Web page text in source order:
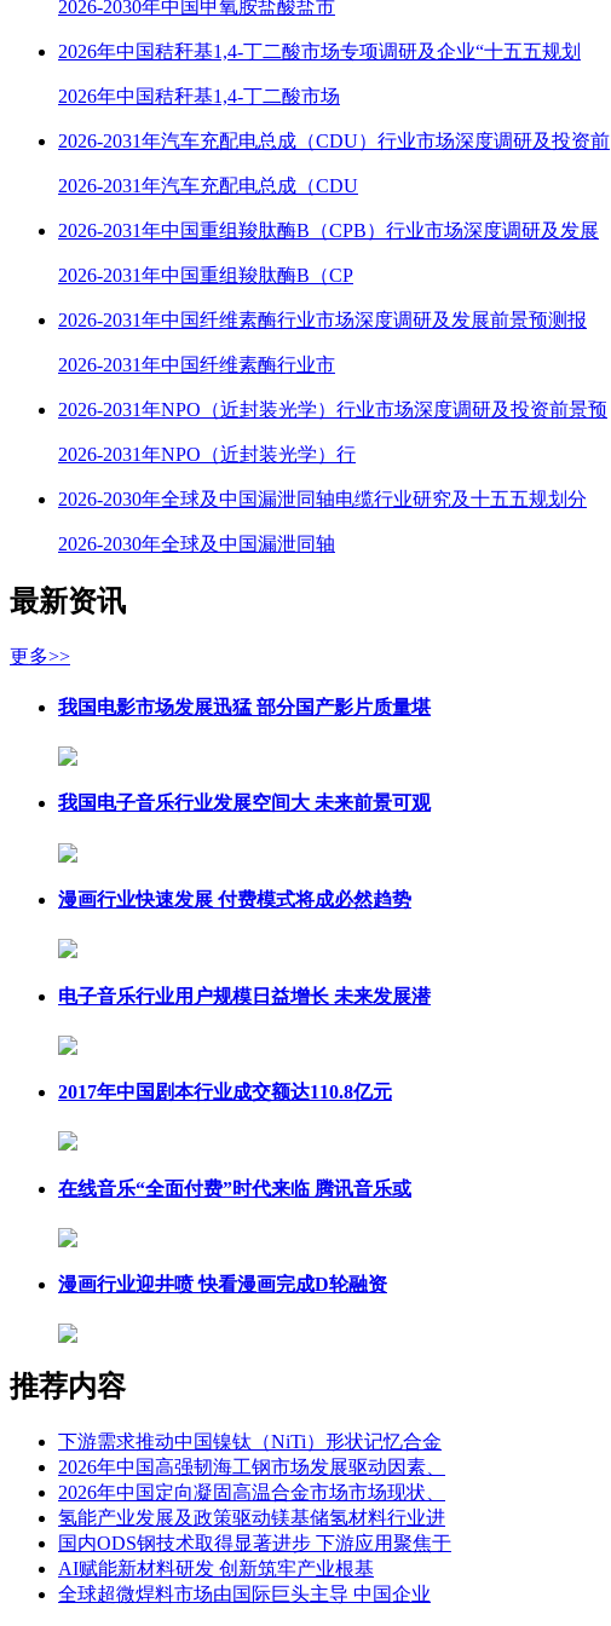
2026-2030年中国甲氧胺盐酸盐市
2026年中国秸秆基1,4-丁二酸市场专项调研及企业“十五五规划
2026年中国秸秆基1,4-丁二酸市场
2026-2031年汽车充配电总成（CDU）行业市场深度调研及投资前
2026-2031年汽车充配电总成（CDU
2026-2031年中国重组羧肽酶B（CPB）行业市场深度调研及发展
2026-2031年中国重组羧肽酶B（CP
2026-2031年中国纤维素酶行业市场深度调研及发展前景预测报
2026-2031年中国纤维素酶行业市
2026-2031年NPO（近封装光学）行业市场深度调研及投资前景预
2026-2031年NPO（近封装光学）行
2026-2030年全球及中国漏泄同轴电缆行业研究及十五五规划分
2026-2030年全球及中国漏泄同轴
最新资讯
更多>>
我国电影市场发展迅猛 部分国产影片质量堪
我国电子音乐行业发展空间大 未来前景可观
漫画行业快速发展 付费模式将成必然趋势
电子音乐行业用户规模日益增长 未来发展潜
2017年中国剧本行业成交额达110.8亿元
在线音乐“全面付费”时代来临 腾讯音乐或
漫画行业迎井喷 快看漫画完成D轮融资
推荐内容
下游需求推动中国镍钛（NiTi）形状记忆合金
2026年中国高强韧海工钢市场发展驱动因素、
2026年中国定向凝固高温合金市场市场现状、
氢能产业发展及政策驱动镁基储氢材料行业进
国内ODS钢技术取得显著进步 下游应用聚焦于
AI赋能新材料研发 创新筑牢产业根基
全球超微焊料市场由国际巨头主导 中国企业